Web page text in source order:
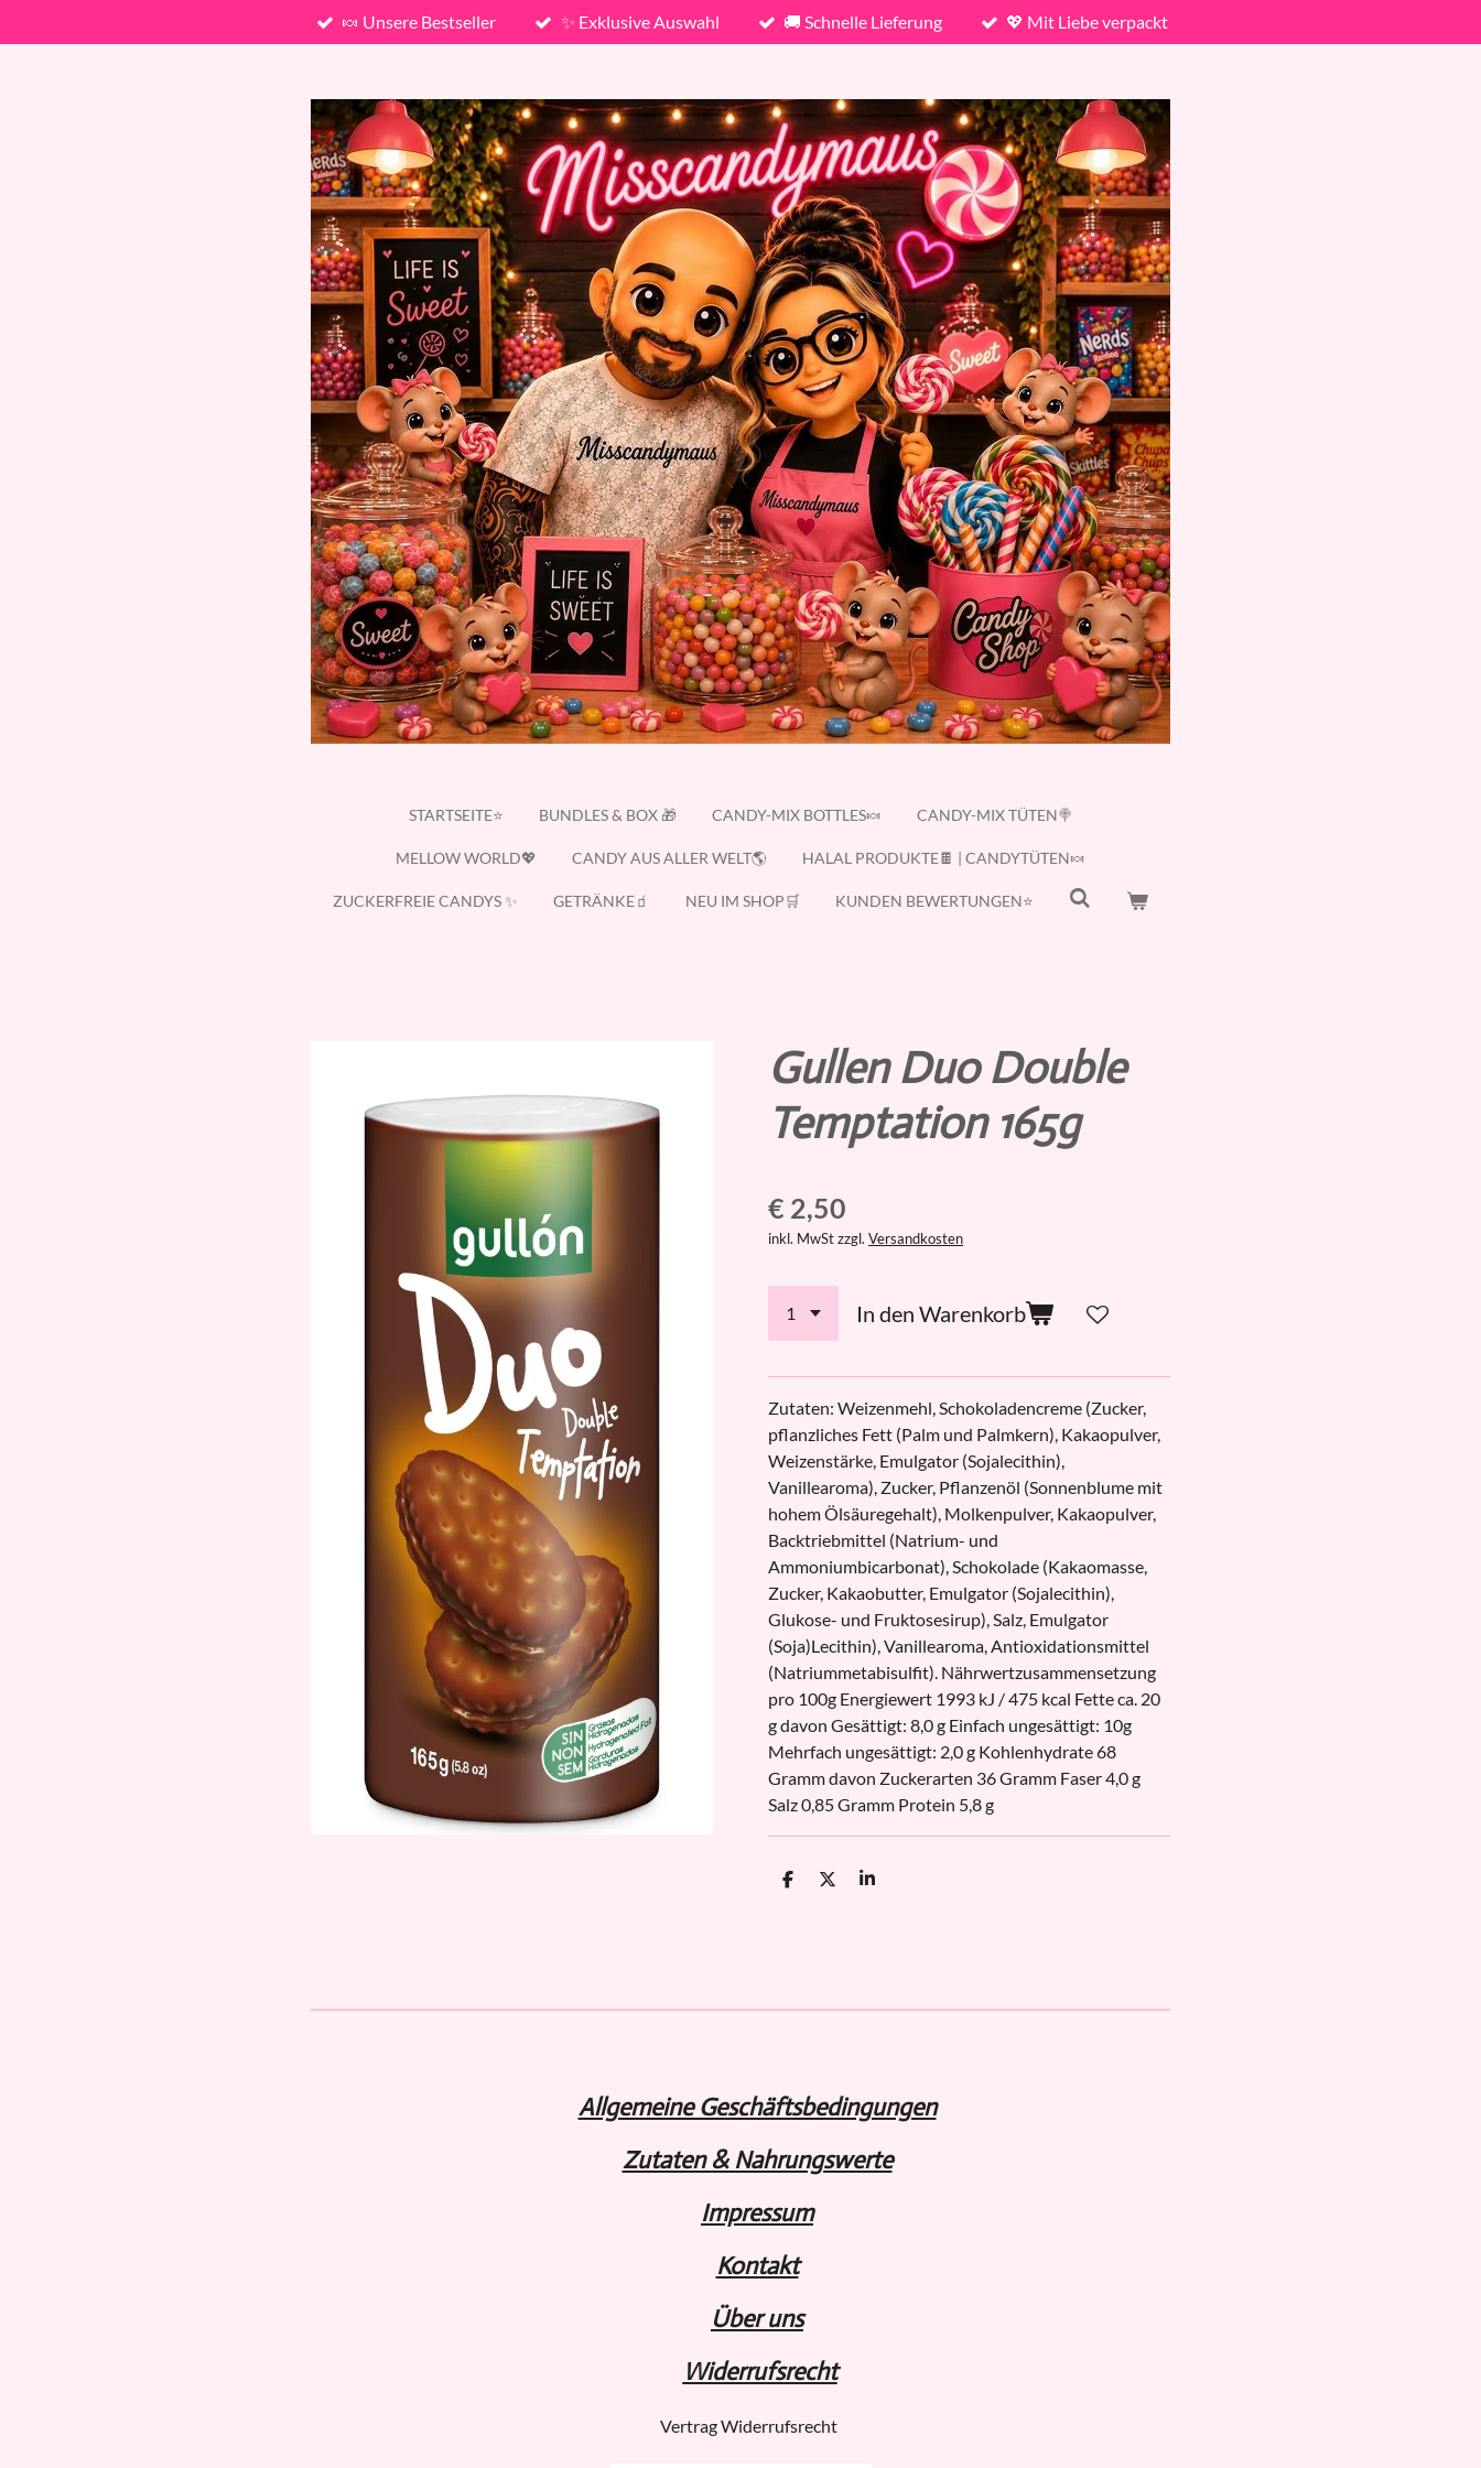
Hauptinhalt
🍬 Unsere Bestseller ✨ Exklusive Auswahl 🚚 Schnelle Lieferung 💖 Mit Liebe verpackt
STARTSEITE⭐ BUNDLES & BOX 🎁 CANDY-MIX BOTTLES🍬 CANDY-MIX TÜTEN🍭
MELLOW WORLD💖 CANDY AUS ALLER WELT🌎 HALAL PRODUKTE🍫 | CANDYTÜTEN🍬
ZUCKERFREIE CANDYS ✨ GETRÄNKE🧃 NEU IM SHOP🛒 KUNDEN BEWERTUNGEN⭐️
Gullen Duo Double
Temptation 165g
€ 2,50
inkl. MwSt zzgl. Versandkosten
In den Warenkorb
Zutaten: Weizenmehl, Schokoladencreme (Zucker,
pflanzliches Fett (Palm und Palmkern), Kakaopulver,
Weizenstärke, Emulgator (Sojalecithin),
Vanillearoma), Zucker, Pflanzenöl (Sonnenblume mit
hohem Ölsäuregehalt), Molkenpulver, Kakaopulver,
Backtriebmittel (Natrium- und
Ammoniumbicarbonat), Schokolade (Kakaomasse,
Zucker, Kakaobutter, Emulgator (Sojalecithin),
Glukose- und Fruktosesirup), Salz, Emulgator
(Soja)Lecithin), Vanillearoma, Antioxidationsmittel
(Natriummetabisulfit). Nährwertzusammensetzung
pro 100g Energiewert 1993 kJ / 475 kcal Fette ca. 20
g davon Gesättigt: 8,0 g Einfach ungesättigt: 10g
Mehrfach ungesättigt: 2,0 g Kohlenhydrate 68
Gramm davon Zuckerarten 36 Gramm Faser 4,0 g
Salz 0,85 Gramm Protein 5,8 g
T
T
T
Allgemeine Geschäftsbedingungen
Zutaten & Nahrungswerte
Impressum
Kontakt
Über uns
Widerrufsrecht
Vertrag Widerrufsrecht